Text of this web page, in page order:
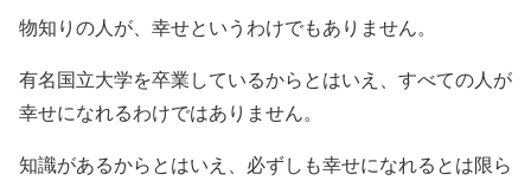
物知りの人が、幸せというわけでもありません。
有名国立大学を卒業しているからとはいえ、すべての人が
幸せになれるわけではありません。
知識があるからとはいえ、必ずしも幸せになれるとは限ら